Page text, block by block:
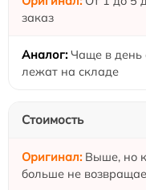
заказ
Чаще в день
лежат на складе
Стоимость
Выше, но
больше не